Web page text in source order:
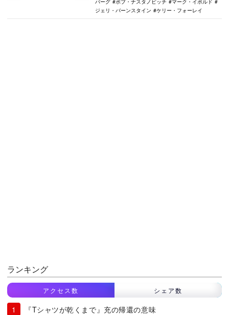
バーグ
ボブ・ナスタノビッチ
マーク・イボルド
ジェリ・バーンスタイン
ケリー・フォーレイ
ランキング
アクセス数 シェア数
『Tシャツが乾くまで』充の帰還の意味